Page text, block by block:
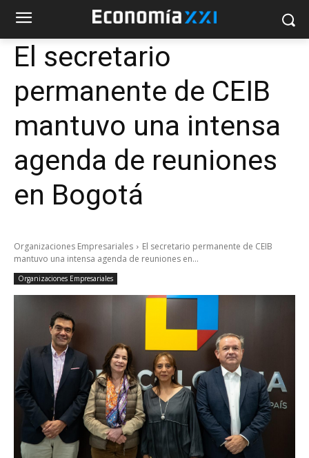
El secretario
permanente de CEIB
mantuvo una intensa
agenda de reuniones
en Bogotá
Organizaciones Empresariales
El secretario permanente de CEIB
mantuvo una intensa agenda de reuniones en...
Organizaciones Empresariales